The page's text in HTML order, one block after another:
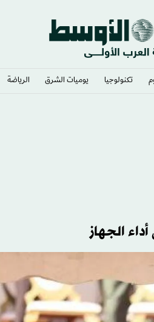
تكنولوجيا يوميات الشرق​ الرياضة
الجهاز